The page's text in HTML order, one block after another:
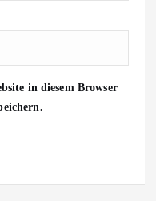
in diesem Browser